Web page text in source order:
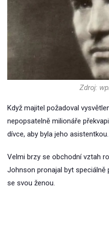
Zdroj:
Když majitel požadoval
nepopsatelně milionáře
dívce, aby byla jeho asistentkou.
Velmi brzy se obchodní vztah
Johnson pronajal byt
se svou ženou.